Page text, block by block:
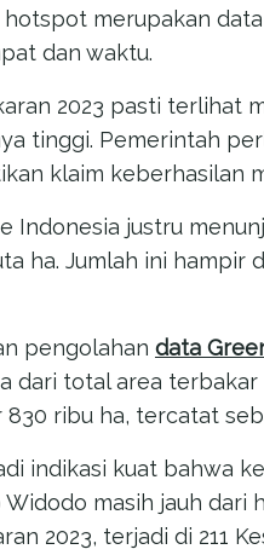
merupakan
dan waktu.
2023 pasti terlihat
tinggi. Pemerintah
klaim keberhasilan
Indonesia justru
ha. Jumlah ini
pengolahan data
dari total area
830 ribu ha, tercatat
indikasi kuat bahwa
masih jauh dari
2023, terjadi di 211